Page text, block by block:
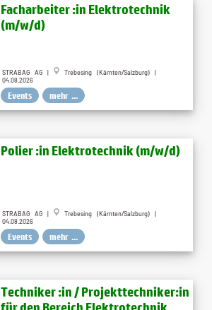
Facharbeiter :in Elektrotechnik
(m/w/d)
STRABAG AG |
Trebesing (Kärnten/Salzburg) |
04.08.2026
Events mehr ...
Polier :in Elektrotechnik (m/w/d)
STRABAG AG |
Trebesing (Kärnten/Salzburg) |
04.08.2026
Events mehr ...
Techniker :in / Projekttechniker:in